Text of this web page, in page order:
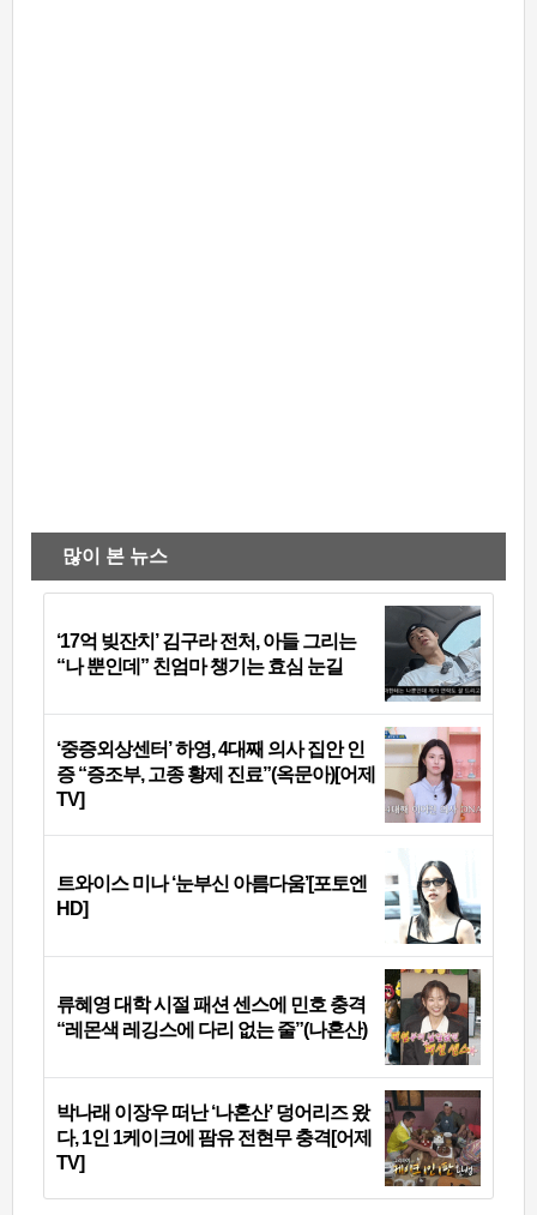
많이 본 뉴스
‘17억 빚잔치’ 김구라 전처, 아들 그리는
“나 뿐인데” 친엄마 챙기는 효심 눈길
‘중증외상센터’ 하영, 4대째 의사 집안 인
증 “증조부, 고종 황제 진료”(옥문아)[어제
TV]
트와이스 미나 ‘눈부신 아름다움’[포토엔
HD]
류혜영 대학 시절 패션 센스에 민호 충격
“레몬색 레깅스에 다리 없는 줄”(나혼산)
박나래 이장우 떠난 ‘나혼산’ 덩어리즈 왔
다, 1인 1케이크에 팜유 전현무 충격[어제
TV]